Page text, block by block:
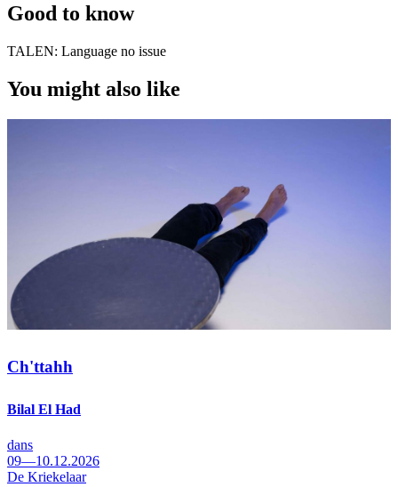
Good to know
TALEN: Language no issue
You might also like
Ch'ttahh
Bilal El Had
dans
09—10.12.2026
De Kriekelaar